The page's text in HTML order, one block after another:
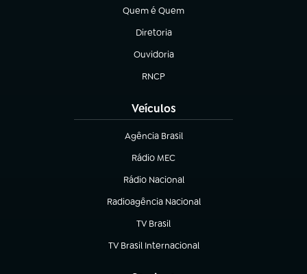
Quem é Quem
(abre em nova aba)
Diretoria
(abre em nova aba)
Ouvidoria
(abre em nova aba)
RNCP
(abre em nova aba)
Veículos
Agência Brasil
(abre em nova aba)
Rádio MEC
(abre em nova aba)
Rádio Nacional
Radioagência Nacional
(abre em nova aba)
TV Brasil
(abre em nova aba)
TV Brasil Internacional
(abre em nova aba)